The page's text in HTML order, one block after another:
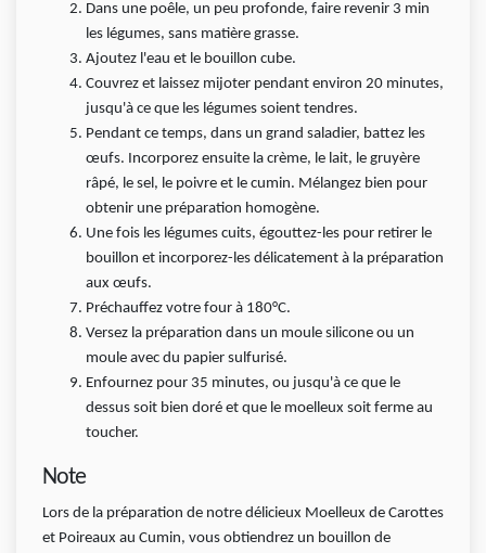
Dans une poêle, un peu profonde, faire revenir 3 min
les légumes, sans matière grasse.
Ajoutez l'eau et le bouillon cube.
Couvrez et laissez mijoter pendant environ 20 minutes,
jusqu'à ce que les légumes soient tendres.
Pendant ce temps, dans un grand saladier, battez les
œufs. Incorporez ensuite la crème, le lait, le gruyère
râpé, le sel, le poivre et le cumin. Mélangez bien pour
obtenir une préparation homogène.
Une fois les légumes cuits, égouttez-les pour retirer le
bouillon et incorporez-les délicatement à la préparation
aux œufs.
Préchauffez votre four à 180°C.
Versez la préparation dans un moule silicone ou un
moule avec du papier sulfurisé.
Enfournez pour 35 minutes, ou jusqu'à ce que le
dessus soit bien doré et que le moelleux soit ferme au
toucher.
Note
Lors de la préparation de notre délicieux Moelleux de Carottes
et Poireaux au Cumin, vous obtiendrez un bouillon de